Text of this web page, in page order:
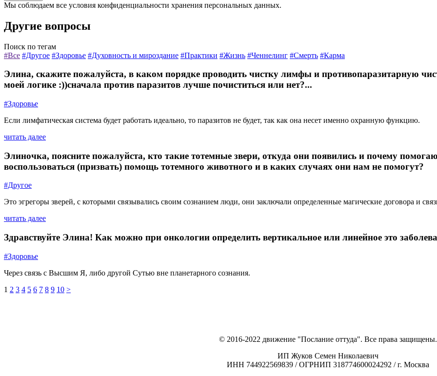
Мы соблюдаем все условия конфиденциальности хранения персональных данных.
Другие вопросы
Поиск по тегам
#Все #Другое #Здоровье #Духовность и мироздание #Практики #Жизнь #Ченнелинг #Смерть #Карма
Элина, скажите пожалуйста, в каком порядке проводить чистку лимфы и противопаразитарную
моей логике :))сначала против паразитов лучше почиститься или нет?...
#Здоровье
Если лимфатическая система будет работать идеально, то паразитов не будет, так как она несет именно охранную функцию.
читать далее
Элиночка, поясните пожалуйста, кто такие тотемные звери, откуда они появились и почему
воспользоваться (призвать) помощь тотемного животного и в каких случаях они нам не помогут?
#Другое
Это эгрегоры зверей, с которыми связывались своим сознанием люди, они заключали определенные магические договора и
читать далее
Здравствуйте Элина! Как можно при онкологии определить вертикальное или линейное это
#Здоровье
Через связь с Высшим Я, либо другой Сутью вне планетарного сознания.
1 2 3 4 5 6 7 8 9 10 >
© 2016-2022 движение "Послание оттуда". Все права защищены.
ИП Жуков Семен Николаевич
ИНН 744922569839 / ОГРНИП 318774600024292 / г. Москва